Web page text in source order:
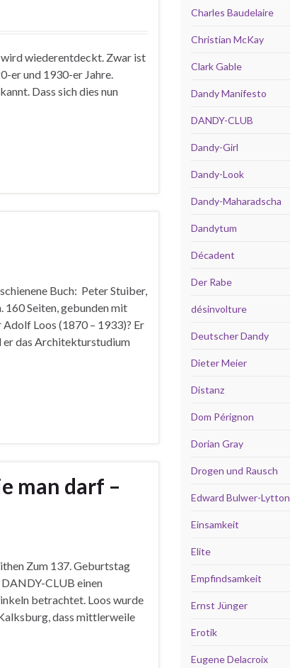
wiederentdeckt. Zwar ist
er und 1930-er Jahre.
Dass sich dies nun
Buch: Peter Stuiber,
Seiten, gebunden mit
Loos (1870 – 1933)? Er
er das Architekturstudium
man darf –
Zum 137. Geburtstag
CLUB einen
betrachtet. Loos wurde
dass mittlerweile
Charles Baudelaire
Christian McKay
Clark Gable
Dandy Manifesto
DANDY-CLUB
Dandy-Girl
Dandy-Look
Dandy-Maharadscha
Dandytum
Décadent
Der Rabe
désinvolture
Deutscher Dandy
Dieter Meier
Distanz
Dom Pérignon
Dorian Gray
Drogen und Rausch
Edward Bulwer-Lytton
Einsamkeit
Elite
Empfindsamkeit
Ernst Jünger
Erotik
Eugene Delacroix